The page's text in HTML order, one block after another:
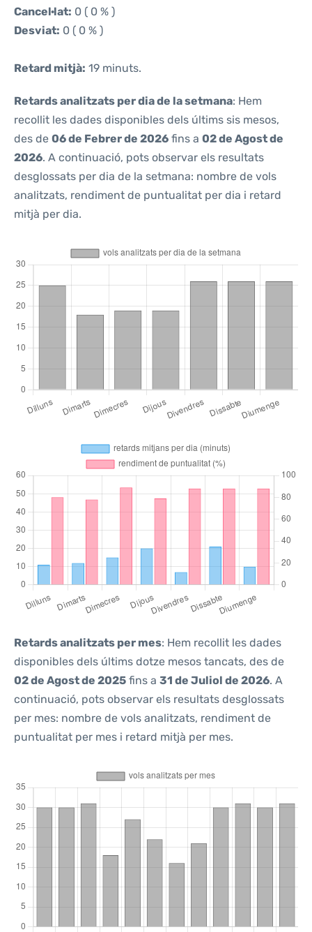
Cancel·lat: 0 ( 0 % )
Desviat: 0 ( 0 % )
Retard mitjà: 19 minuts.
Retards analitzats per dia de la setmana: Hem
recollit les dades disponibles dels últims sis mesos,
des de 06 de Febrer de 2026 fins a 02 de Agost de
2026. A continuació, pots observar els resultats
desglossats per dia de la setmana: nombre de vols
analitzats, rendiment de puntualitat per dia i retard
mitjà per dia.
Retards analitzats per mes: Hem recollit les dades
disponibles dels últims dotze mesos tancats, des de
02 de Agost de 2025 fins a 31 de Juliol de 2026. A
continuació, pots observar els resultats desglossats
per mes: nombre de vols analitzats, rendiment de
puntualitat per mes i retard mitjà per mes.